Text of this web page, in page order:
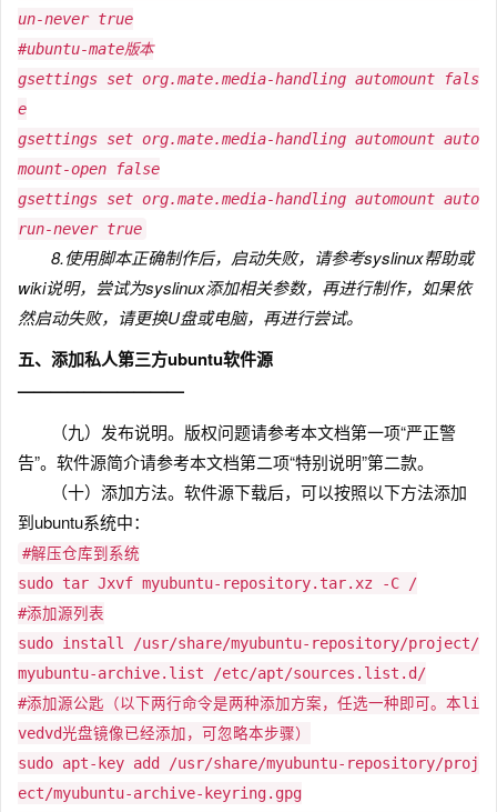
un-never true
#ubuntu-mate版本
gsettings set org.mate.media-handling automount fals
e
gsettings set org.mate.media-handling automount auto
mount-open false
gsettings set org.mate.media-handling automount auto
run-never true
8.使用脚本正确制作后，启动失败，请参考syslinux帮助或
wiki说明，尝试为syslinux添加相关参数，再进行制作，如果依
然启动失败，请更换U盘或电脑，再进行尝试。
五、添加私人第三方ubuntu软件源
——————————
（九）发布说明。版权问题请参考本文档第一项“严正警
告”。软件源简介请参考本文档第二项“特别说明”第二款。
（十）添加方法。软件源下载后，可以按照以下方法添加
到ubuntu系统中：
#解压仓库到系统
sudo tar Jxvf myubuntu-repository.tar.xz -C /
#添加源列表
sudo install /usr/share/myubuntu-repository/project/
myubuntu-archive.list /etc/apt/sources.list.d/
#添加源公匙（以下两行命令是两种添加方案，任选一种即可。本li
vedvd光盘镜像已经添加，可忽略本步骤）
sudo apt-key add /usr/share/myubuntu-repository/proj
ect/myubuntu-archive-keyring.gpg